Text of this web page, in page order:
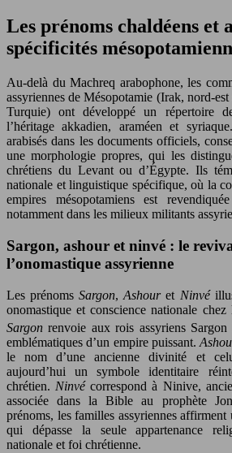
Les prénoms chaldéens et
spécificités
Au-delà du Machreq arabophone, les
assyriennes de Mésopotamie (Irak, nord-
Turquie) ont développé un répertoire
l’héritage akkadien, araméen et
arabisés dans les documents officiels,
une morphologie propres, qui les
chrétiens du Levant ou d’Égypte. Ils
nationale et linguistique spécifique, où la
empires mésopotamiens est
notamment dans les milieux militants
Sargon, ashour et ninvé : le
l’onomastique assyrienne
Les prénomsSargon,Ashouret Ninvé
onomastique et conscience nationale chez
Sargon renvoie aux rois assyriens Sargon
emblématiques d’un empire puissant.
le nom d’une ancienne divinité et
aujourd’hui un symbole identitaire
chrétien. Ninvécorrespond à Ninive,
associée dans la Bible au prophète
prénoms, les familles assyriennes
qui dépasse la seule appartenance
nationale et foi chrétienne.